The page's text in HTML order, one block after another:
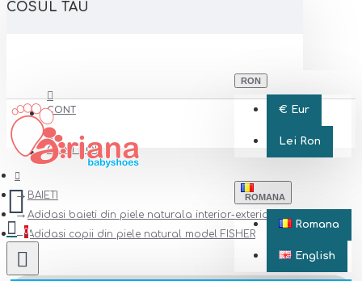
COSUL TAU
CONT
CONT NOU
RON
€ Eur
Lei Ron
ROMANA
Romana
English
0
BAIETI
Adidasi baieti din piele naturala interior-exterior
Adidasi copii din piele natural model FISHER